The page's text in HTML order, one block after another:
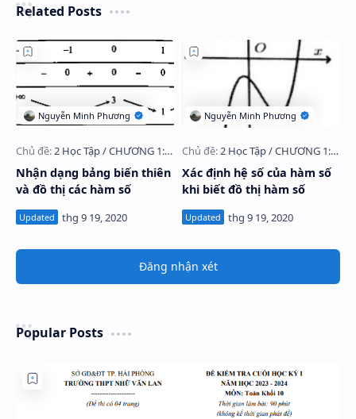
Related Posts
Nhận dạng bảng biến thiên
và đồ thị các hàm số
Xác định hệ số của hàm số
khi biết đồ thị hàm số
Đăng nhận xét
Popular Posts